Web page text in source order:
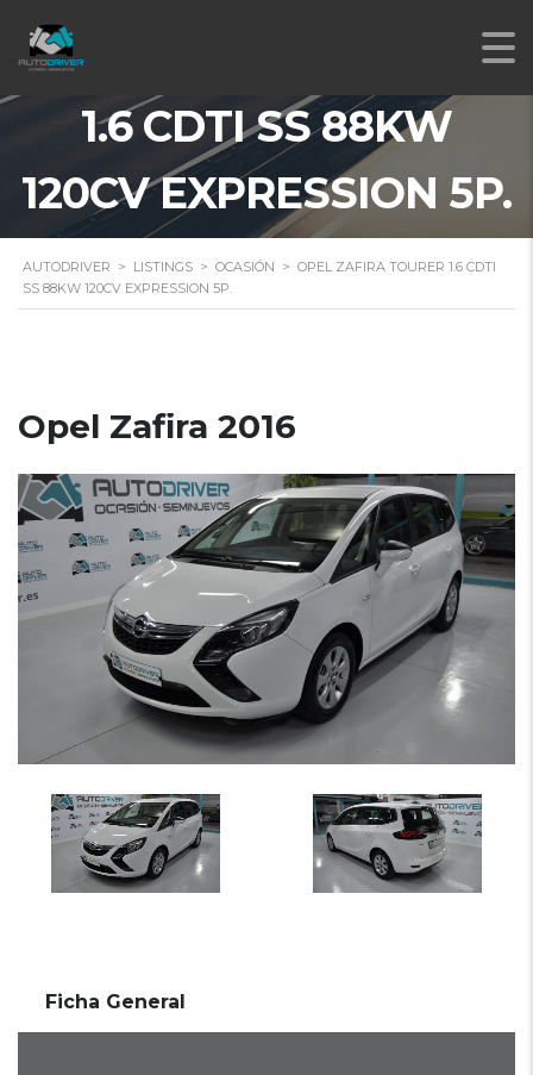
OPEL ZAFIRA TOURER
1.6 CDTI SS 88KW
120CV EXPRESSION 5P.
AUTODRIVER > LISTINGS > OCASIÓN > OPEL ZAFIRA TOURER 1.6 CDTI
SS 88KW 120CV EXPRESSION 5P.
Opel Zafira 2016
Ficha General